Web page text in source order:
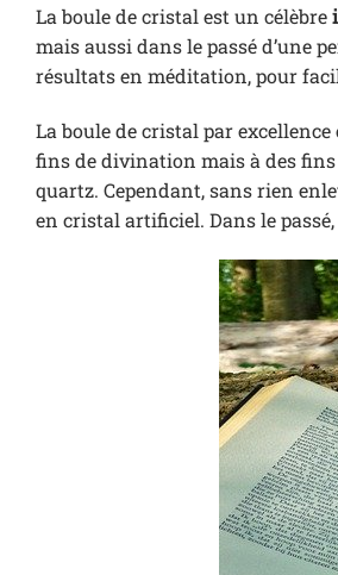
La boule de cristal est un célèbre
mais aussi dans le passé d’une
résultats en méditation, pour
La boule de cristal par
fins de divination mais à des fins
quartz. Cependant, sans rien
en cristal artificiel. Dans le